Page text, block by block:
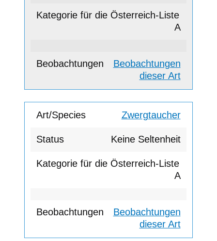
A
Beobachtungen
dieser Art
Zwergtaucher
Keine Seltenheit
A
Beobachtungen
dieser Art